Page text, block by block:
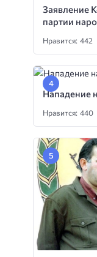
Заявление
партии
Нравится: 442
Нападение
Нравится: 440